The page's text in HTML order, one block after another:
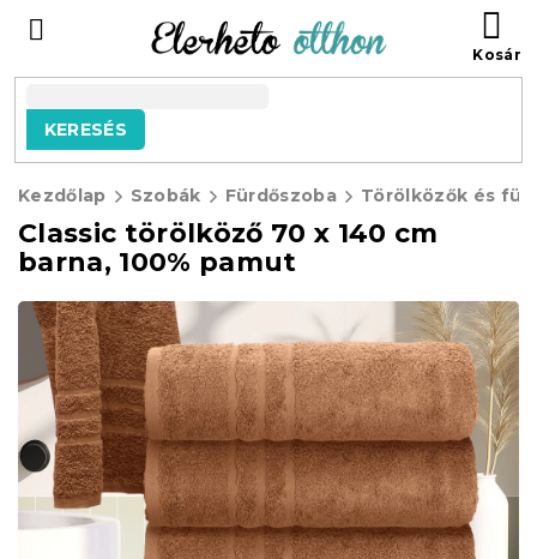
tartalomhoz
KERESÉS
Kezdőlap Szobák Fürdőszoba Törölközők és
Classic törölköző 70 x 140 cm
barna, 100% pamut